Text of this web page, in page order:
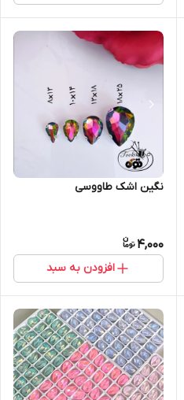
نگین اشک طاووسی
4,000
افزودن به سبد